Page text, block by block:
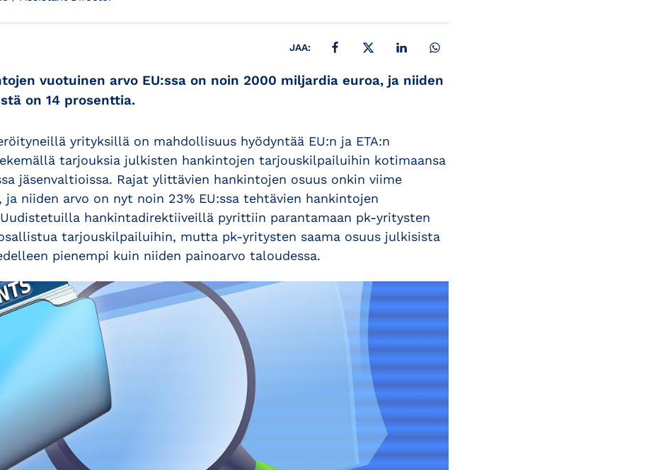
JAA: JAA FACEBOOKISSA
JAA X:SSÄ JAA LINKEDINISSÄ
vuotuinen arvo EU:ssa on noin 2000 miljardia euroa, ja niiden
on 14 prosenttia.
yrityksillä on mahdollisuus hyödyntää EU:n ja ETA:n
tarjouksia julkisten hankintojen tarjouskilpailuihin kotimaansa
jäsenvaltioissa. Rajat ylittävien hankintojen osuus onkin viime
ja niiden arvo on nyt noin 23% EU:ssa tehtävien hankintojen
hankintadirektiiveillä pyrittiin parantamaan pk-yritysten
tarjouskilpailuihin, mutta pk-yritysten saama osuus julkisista
pienempi kuin niiden painoarvo taloudessa.